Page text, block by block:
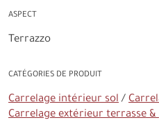
ASPECT
Terrazzo
CATÉGORIES DE PRODUIT
Carrelage intérieur sol
Carrelage extérieur terrasse &